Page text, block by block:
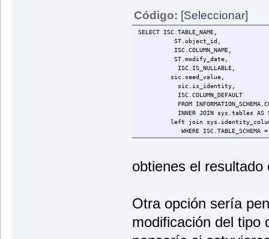
Código: [Seleccionar]
SELECT ISC.TABLE_NAME,
ST.object_id,
ISC.COLUMN_NAME,
ST.modify_date,
ISC.IS_NULLABLE,
sic.seed_value,
sic.is_identity,
ISC.COLUMN_DEFAULT
FROM
INNER JOIN sys.tables AS ST ON
left join sys.identity_columns
WHERE ISC.TABLE_SCHEMA =
obtienes el resultado
Otra opción sería
modificación del tipo